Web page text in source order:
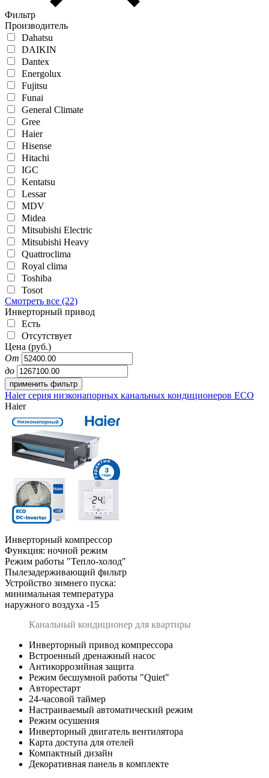
Фильтр
Производитель
Dahatsu
DAIKIN
Dantex
Energolux
Fujitsu
Funai
General Climate
Gree
Haier
Hisense
Hitachi
IGC
Kentatsu
Lessar
MDV
Midea
Mitsubishi Electric
Mitsubishi Heavy
Quattroclima
Royal clima
Toshiba
Tosot
Смотреть все (22)
Инверторный привод
Есть
Отсутствует
Цена (руб.)
От
до
Haier серия низконапорных канальных кондиционеров ECO
Haier
Инверторный компрессор
Функция: ночной режим
Режим работы "Тепло-холод"
Пылезадерживающий фильтр
Устройство зимнего пуска:
минимальная температура
наружного воздуха -15
Канальный кондиционер для квартиры
Инверторный привод компрессора
Встроенный дренажный насос
Антикоррозийная защита
Режим бесшумной работы "Quiet"
Авторестарт
24-часовой таймер
Настраиваемый автоматический режим
Режим осушения
Инверторный двигатель вентилятора
Карта доступа для отелей
Компактный дизайн
Декоративная панель в комплекте